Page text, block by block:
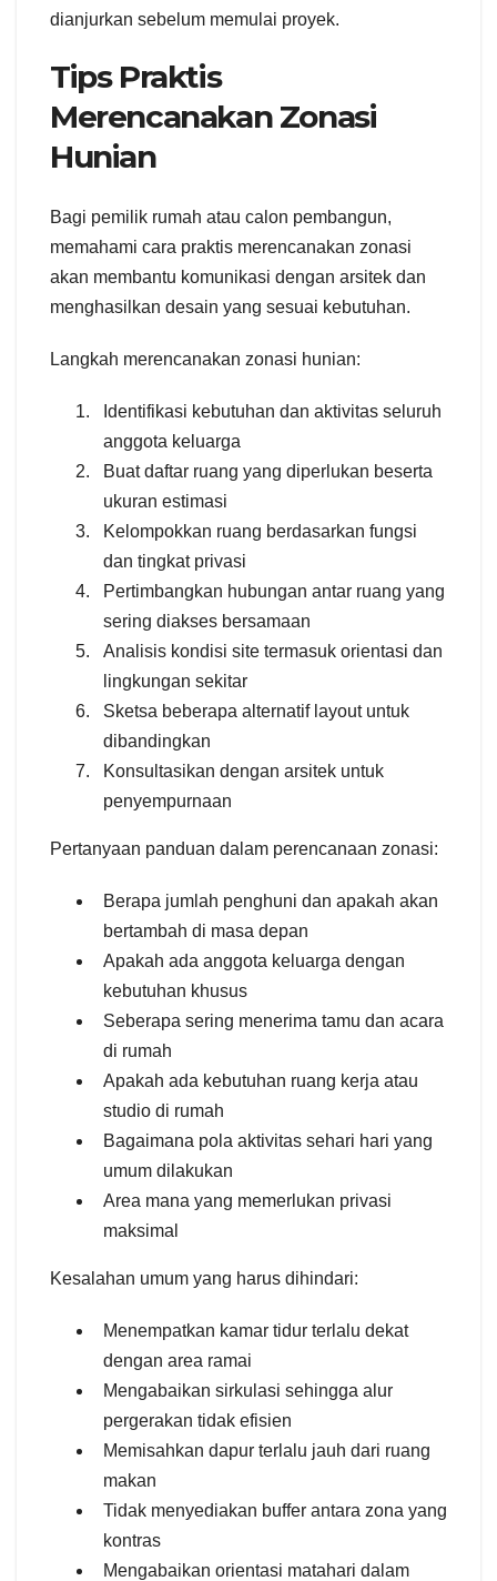
dianjurkan sebelum memulai proyek.
Tips Praktis
Merencanakan Zonasi
Hunian
Bagi pemilik rumah atau calon pembangun,
memahami cara praktis merencanakan zonasi
akan membantu komunikasi dengan arsitek dan
menghasilkan desain yang sesuai kebutuhan.
Langkah merencanakan zonasi hunian:
Identifikasi kebutuhan dan aktivitas seluruh
anggota keluarga
Buat daftar ruang yang diperlukan beserta
ukuran estimasi
Kelompokkan ruang berdasarkan fungsi
dan tingkat privasi
Pertimbangkan hubungan antar ruang yang
sering diakses bersamaan
Analisis kondisi site termasuk orientasi dan
lingkungan sekitar
Sketsa beberapa alternatif layout untuk
dibandingkan
Konsultasikan dengan arsitek untuk
penyempurnaan
Pertanyaan panduan dalam perencanaan zonasi:
Berapa jumlah penghuni dan apakah akan
bertambah di masa depan
Apakah ada anggota keluarga dengan
kebutuhan khusus
Seberapa sering menerima tamu dan acara
di rumah
Apakah ada kebutuhan ruang kerja atau
studio di rumah
Bagaimana pola aktivitas sehari hari yang
umum dilakukan
Area mana yang memerlukan privasi
maksimal
Kesalahan umum yang harus dihindari:
Menempatkan kamar tidur terlalu dekat
dengan area ramai
Mengabaikan sirkulasi sehingga alur
pergerakan tidak efisien
Memisahkan dapur terlalu jauh dari ruang
makan
Tidak menyediakan buffer antara zona yang
kontras
Mengabaikan orientasi matahari dalam